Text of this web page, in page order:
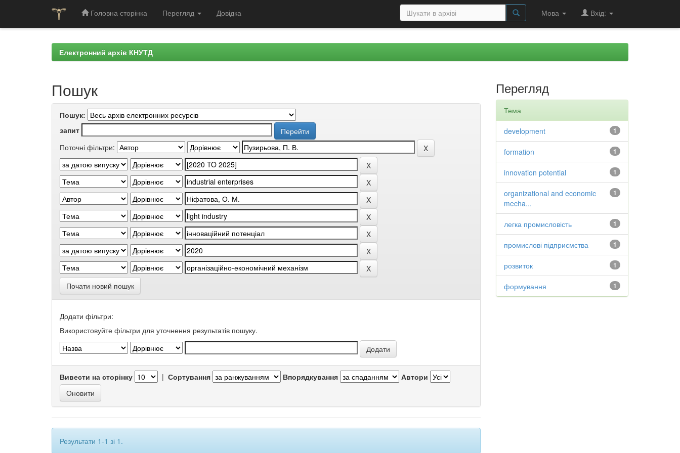
Головна сторінка Перегляд Довідка Мова Вхід:
Електронний архів КНУТД
Пошук
Пошук:
запит
Поточні фільтри:
Почати новий пошук
Додати фільтри:
Використовуйте фільтри для уточнення результатів пошуку.
Вивести на сторінку | Сортування Впорядкування Автори
Результати 1-1 зі 1.
Перегляд
Тема
1
development
1
formation
1
innovation potential
1
organizational and economic
mecha...
1
легка промисловість
1
промислові підприємства
1
розвиток
1
формування